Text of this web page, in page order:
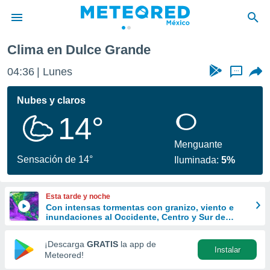
de
ha sido
calidad.
a este
las
y
forma
digital
basada
Clima en Dulce Grande
04:36 Lunes ...
Nubes y claros
14°
Sensación de 14°
Menguante
Iluminada:5%
Esta tarde y noche
Con intensas tormentas con granizo, viento e
inundaciones al Occidente, Centro y Sur de
¡Descarga GRATIS la app de
Meteored!
Instalar